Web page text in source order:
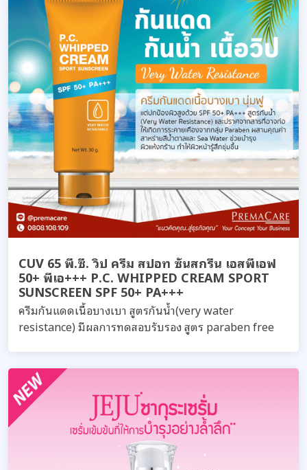
CUV 65 พี.ซี. วิป ครีม สปอท ซันสกรีน เอสพีเอฟ
50+ พีเอ+++ P.C. WHIPPED CREAM SPORT
SUNSCREEN SPF 50+ PA+++
ครีมกันแดดเนื้อบางเบา สูตรกันน้ำ(very water
resistance) มีผลการทดสอบรับรอง สูตร paraben free